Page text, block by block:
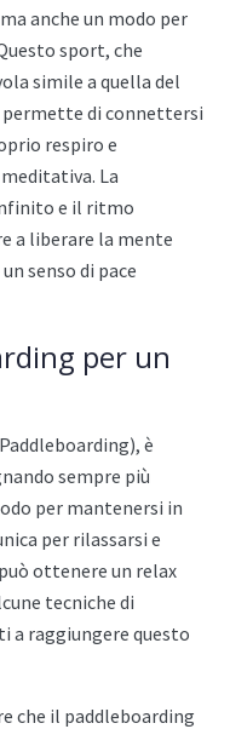
anche un modo per
sport, che
simile a quella del
permette di connettersi
respiro e
La
e il ritmo
a liberare la mente
senso di pace
per un
è
sempre più
per mantenersi in
per rilassarsi e
ottenere un relax
tecniche di
a raggiungere questo
che il paddleboarding